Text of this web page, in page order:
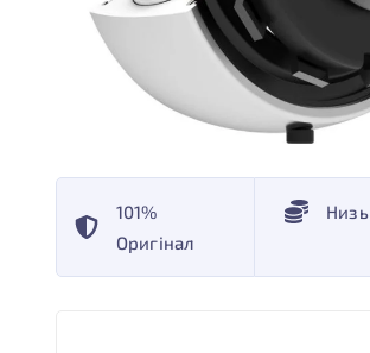
101%
Оригінал